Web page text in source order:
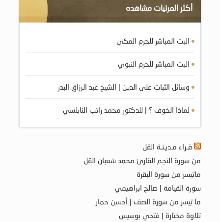
أكثر المرئيات مشاهده
البث المباشر للحرم المكي
البث المباشر للحرم النبوي
وسائل الثبات على الدين | الشيخ عبد الرزاق البدر
لماذا الخوف ؟ | للدكتور محمد راتب النابلسي
قـراء مـديـنـة القل
من سورة النجم القارئ محمد شعبان القل
ماتيسر من سورة البقرة
سورة القيامة | صالح ابراهيمي
ما تيسر من سورة الصف | أحسن حمار
تلاوة مختارة | فتحي بوسيس